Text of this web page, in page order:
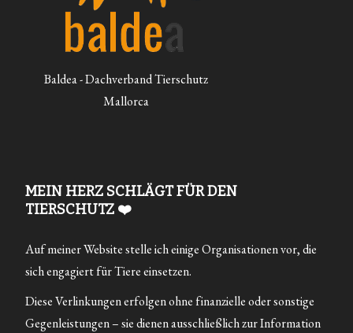
Baldea - Dachverband Tierschutz
Mallorca
MEIN HERZ SCHLÄGT FÜR DEN
TIERSCHUTZ ❤️
Auf meiner Website stelle ich einige Organisationen vor, die
sich engagiert für Tiere einsetzen.
Diese Verlinkungen erfolgen ohne finanzielle oder sonstige
Gegenleistungen – sie dienen ausschließlich zur Information